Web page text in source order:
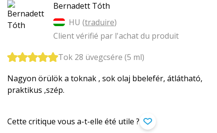
Bernadett Tóth
HU (traduire)
Client vérifié par l'achat du produit
Tok 28 üvegcsére (5 ml)
Nagyon örülök a toknak , sok olaj bbelefér, átlátható,
praktikus ,szép.
Cette critique vous a-t-elle été utile ?